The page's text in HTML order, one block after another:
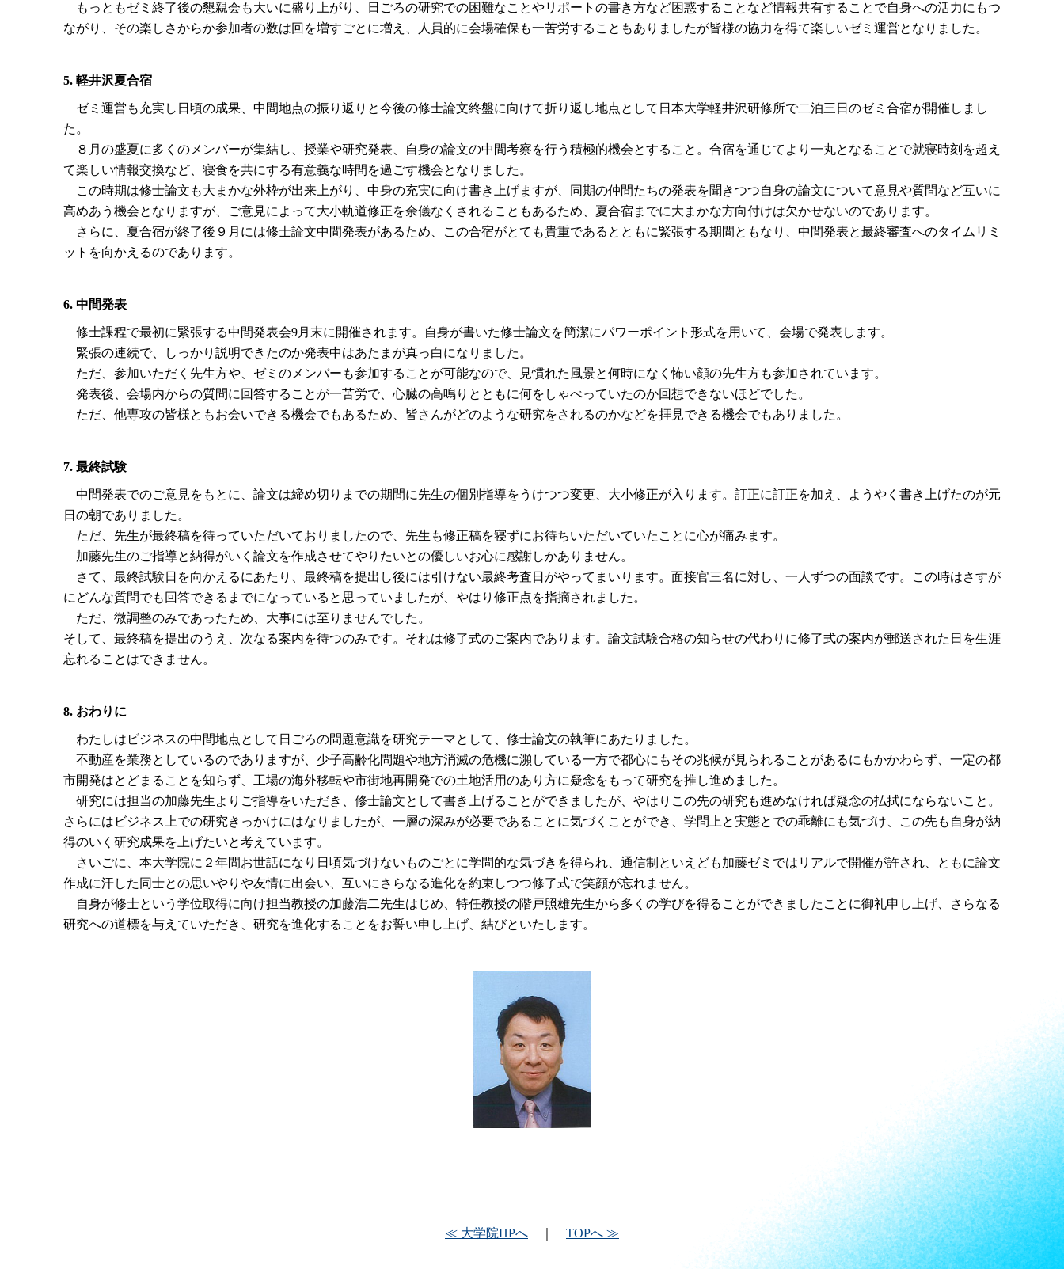
もっともゼミ終了後の懇親会も大いに盛り上がり、日ごろの研究での困難なことやリポートの書き方など困惑することなど情報共有することで自身への活力にもつ
ながり、その楽しさからか参加者の数は回を増すごとに増え、人員的に会場確保も一苦労することもありましたが皆様の協力を得て楽しいゼミ運営となりました。
5. 軽井沢夏合宿
ゼミ運営も充実し日頃の成果、中間地点の振り返りと今後の修士論文終盤に向けて折り返し地点として日本大学軽井沢研修所で二泊三日のゼミ合宿が開催しまし
た。
８月の盛夏に多くのメンバーが集結し、授業や研究発表、自身の論文の中間考察を行う積極的機会とすること。合宿を通じてより一丸となることで就寝時刻を超え
て楽しい情報交換など、寝食を共にする有意義な時間を過ごす機会となりました。
この時期は修士論文も大まかな外枠が出来上がり、中身の充実に向け書き上げますが、同期の仲間たちの発表を聞きつつ自身の論文について意見や質問など互いに
高めあう機会となりますが、ご意見によって大小軌道修正を余儀なくされることもあるため、夏合宿までに大まかな方向付けは欠かせないのであります。
さらに、夏合宿が終了後９月には修士論文中間発表があるため、この合宿がとても貴重であるとともに緊張する期間ともなり、中間発表と最終審査へのタイムリミ
ットを向かえるのであります。
6. 中間発表
修士課程で最初に緊張する中間発表会9月末に開催されます。自身が書いた修士論文を簡潔にパワーポイント形式を用いて、会場で発表します。
緊張の連続で、しっかり説明できたのか発表中はあたまが真っ白になりました。
ただ、参加いただく先生方や、ゼミのメンバーも参加することが可能なので、見慣れた風景と何時になく怖い顔の先生方も参加されています。
発表後、会場内からの質問に回答することが一苦労で、心臓の高鳴りとともに何をしゃべっていたのか回想できないほどでした。
ただ、他専攻の皆様ともお会いできる機会でもあるため、皆さんがどのような研究をされるのかなどを拝見できる機会でもありました。
7. 最終試験
中間発表でのご意見をもとに、論文は締め切りまでの期間に先生の個別指導をうけつつ変更、大小修正が入ります。訂正に訂正を加え、ようやく書き上げたのが元
日の朝でありました。
ただ、先生が最終稿を待っていただいておりましたので、先生も修正稿を寝ずにお待ちいただいていたことに心が痛みます。
加藤先生のご指導と納得がいく論文を作成させてやりたいとの優しいお心に感謝しかありません。
さて、最終試験日を向かえるにあたり、最終稿を提出し後には引けない最終考査日がやってまいります。面接官三名に対し、一人ずつの面談です。この時はさすが
にどんな質問でも回答できるまでになっていると思っていましたが、やはり修正点を指摘されました。
ただ、微調整のみであったため、大事には至りませんでした。
そして、最終稿を提出のうえ、次なる案内を待つのみです。それは修了式のご案内であります。論文試験合格の知らせの代わりに修了式の案内が郵送された日を生涯
忘れることはできません。
8. おわりに
わたしはビジネスの中間地点として日ごろの問題意識を研究テーマとして、修士論文の執筆にあたりました。
不動産を業務としているのでありますが、少子高齢化問題や地方消滅の危機に瀕している一方で都心にもその兆候が見られることがあるにもかかわらず、一定の都
市開発はとどまることを知らず、工場の海外移転や市街地再開発での土地活用のあり方に疑念をもって研究を推し進めました。
研究には担当の加藤先生よりご指導をいただき、修士論文として書き上げることができましたが、やはりこの先の研究も進めなければ疑念の払拭にならないこと。
さらにはビジネス上での研究きっかけにはなりましたが、一層の深みが必要であることに気づくことができ、学問上と実態とでの乖離にも気づけ、この先も自身が納
得のいく研究成果を上げたいと考えています。
さいごに、本大学院に２年間お世話になり日頃気づけないものごとに学問的な気づきを得られ、通信制といえども加藤ゼミではリアルで開催が許され、ともに論文
作成に汗した同士との思いやりや友情に出会い、互いにさらなる進化を約束しつつ修了式で笑顔が忘れません。
自身が修士という学位取得に向け担当教授の加藤浩二先生はじめ、特任教授の階戸照雄先生から多くの学びを得ることができましたことに御礼申し上げ、さらなる
研究への道標を与えていただき、研究を進化することをお誓い申し上げ、結びといたします。
≪ 大学院HPへ TOPへ ≫